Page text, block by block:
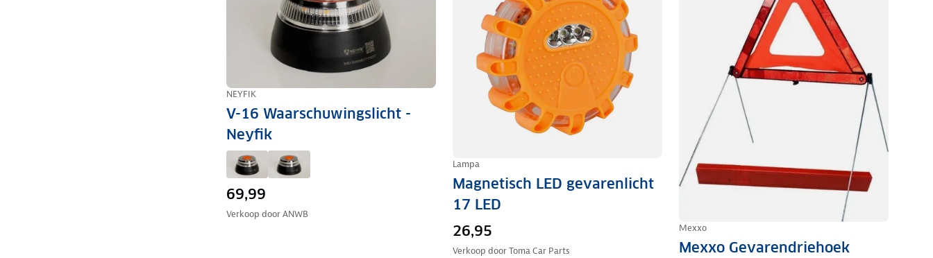
NEYFIK
V-16 Waarschuwingslicht -
Neyfik
69,99
Verkoop doorANWB
Lampa
Magnetisch LED gevarenlicht
17 LED
26,95
Verkoop doorToma Car Parts
Mexxo
Mexxo Gevarendriehoek